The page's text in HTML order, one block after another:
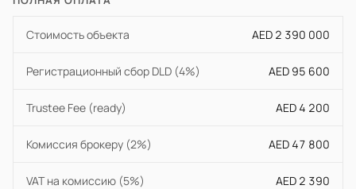
Стоимость объекта AED 2 390 000
Регистрационный сбор DLD (4%) AED 95 600
Trustee Fee (ready) AED 4 200
Комиссия брокеру (2%) AED 47 800
VAT на комиссию (5%) AED 2 390